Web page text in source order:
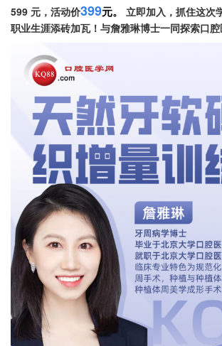
599 元，活动价399元。
立即加入，抓住这次
职业生涯添砖加瓦！与詹雅琳博士一同探索口腔